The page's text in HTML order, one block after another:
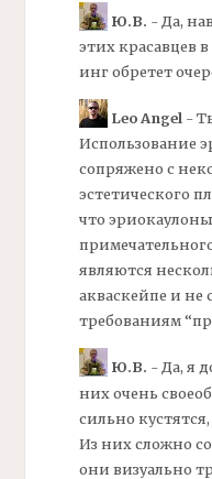
Ю.В. - Да,
этих красавцев
ингобретет
Leo Angel-
Использование
сопряжено с
эстетического
что эриокаулоны
являются
акваскейпе и не
требованиям
Ю.В. - Да, я
них очень
сильно
Из них сложно
они визуально